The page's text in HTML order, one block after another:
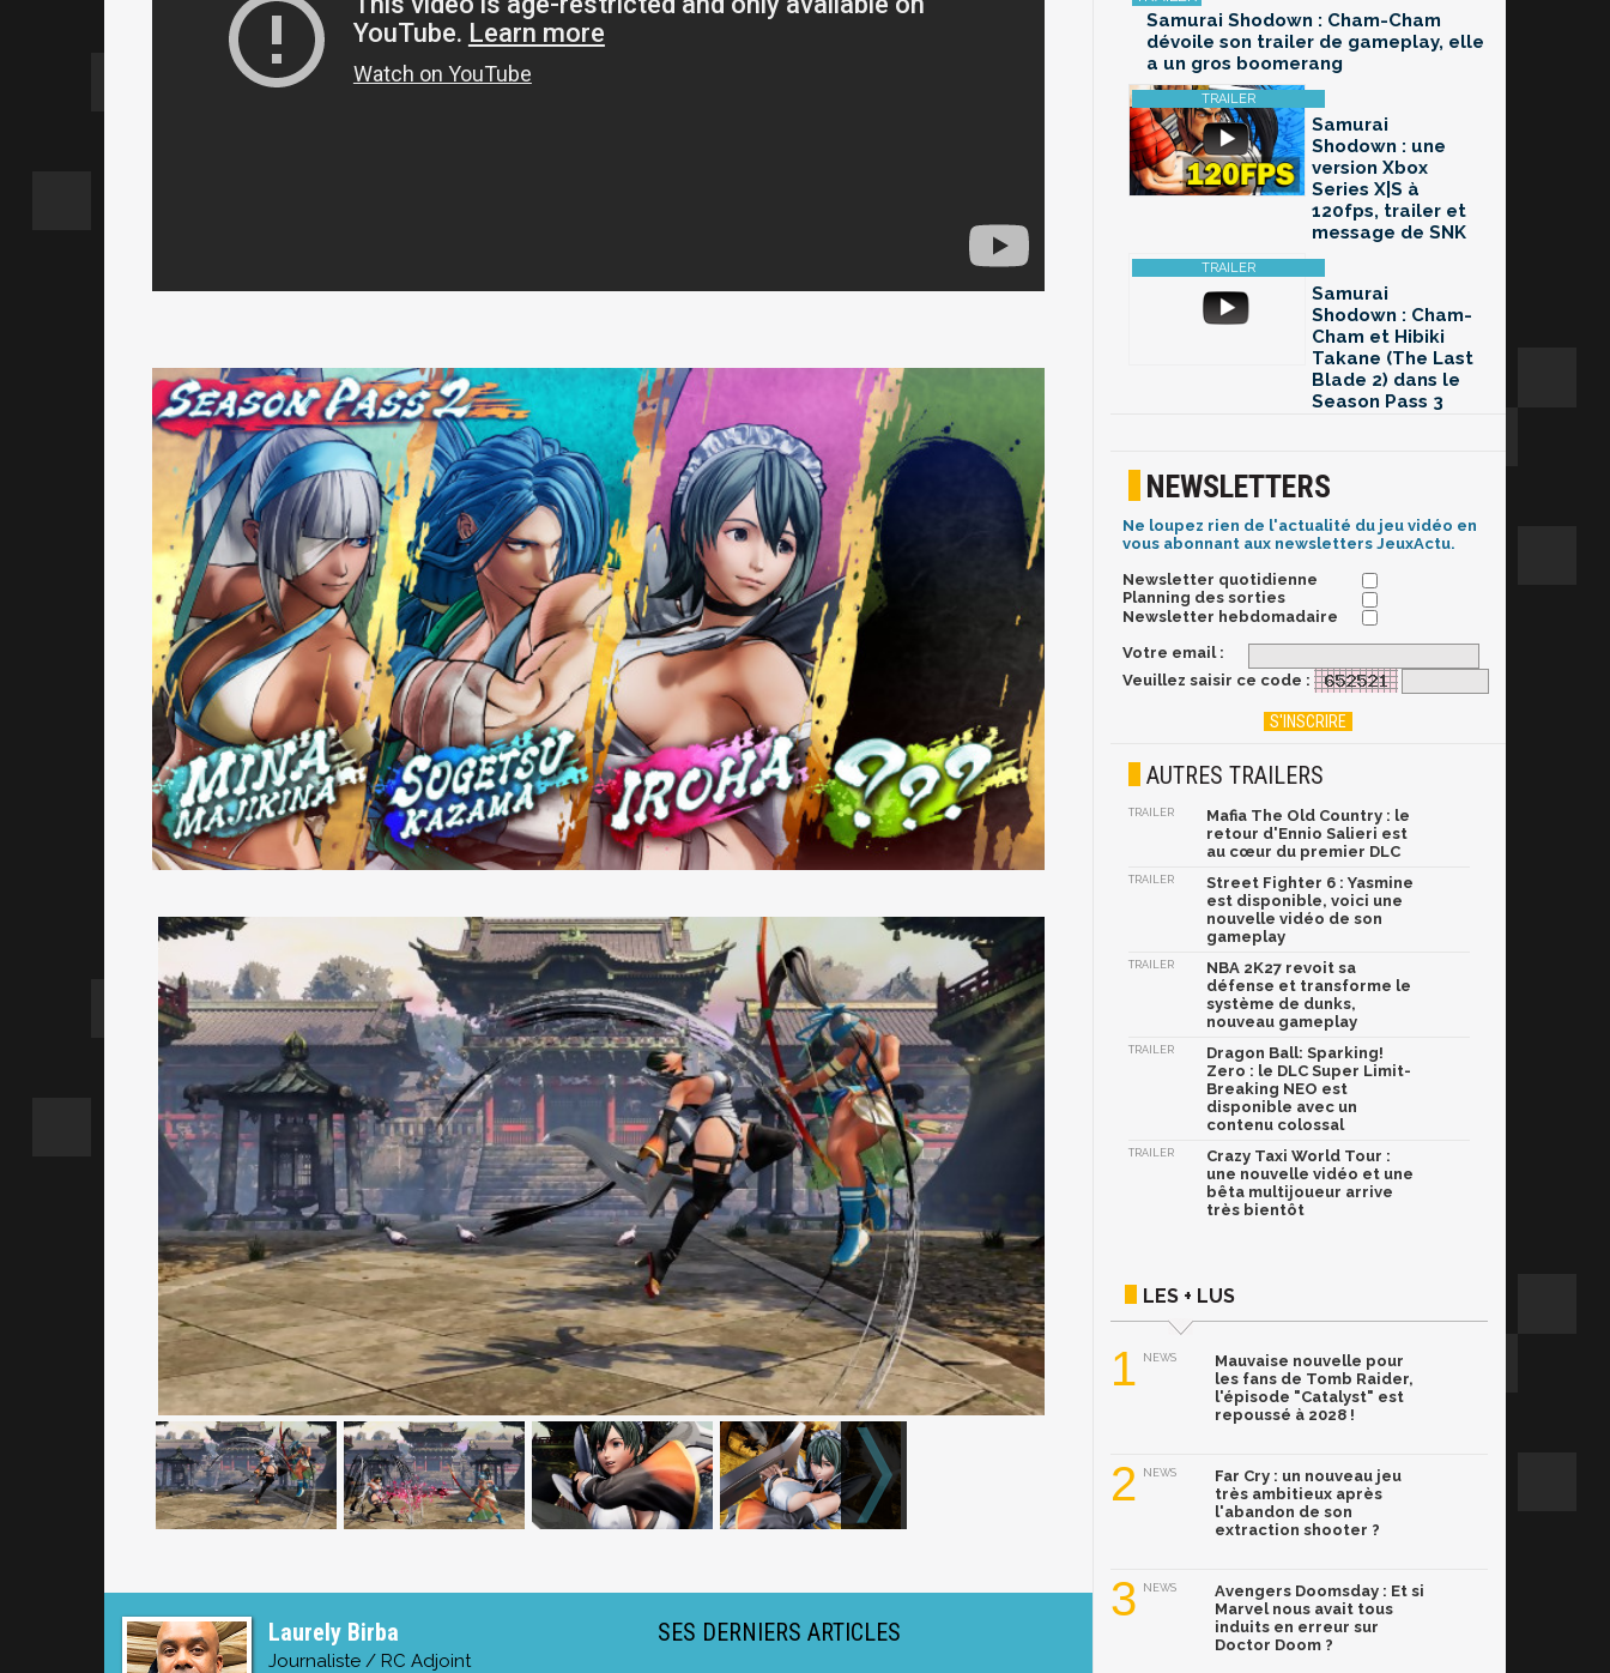
Laurely Birba
Journaliste / RC Adjoint
SES DERNIERS ARTICLES
Samurai Shodown : Cham-Cham
dévoile son trailer de gameplay, elle
a un gros boomerang
Samurai
Shodown : une
version Xbox
Series X|S à
120fps, trailer et
message de SNK
Samurai
Shodown : Cham-
Cham et Hibiki
Takane (The Last
Blade 2) dans le
Season Pass 3
NEWSLETTERS
Ne loupez rien de l'actualité du jeu vidéo en
vous abonnant aux newsletters JeuxActu.
Newsletter quotidienne
Planning des sorties
Newsletter hebdomadaire
Votre email :
Veuillez saisir ce code :
AUTRES TRAILERS
TRAILER
Mafia The Old Country : le
retour d'Ennio Salieri est
au cœur du premier DLC
TRAILER
Street Fighter 6 : Yasmine
est disponible, voici une
nouvelle vidéo de son
gameplay
TRAILER
NBA 2K27 revoit sa
défense et transforme le
système de dunks,
nouveau gameplay
TRAILER
Dragon Ball: Sparking!
Zero : le DLC Super Limit-
Breaking NEO est
disponible avec un
contenu colossal
TRAILER
Crazy Taxi World Tour :
une nouvelle vidéo et une
bêta multijoueur arrive
très bientôt
LES + LUS
1 NEWS
Mauvaise nouvelle pour
les fans de Tomb Raider,
l'épisode "Catalyst" est
repoussé à 2028 !
2 NEWS
Far Cry : un nouveau jeu
très ambitieux après
l'abandon de son
extraction shooter ?
3 NEWS
Avengers Doomsday : Et si
Marvel nous avait tous
induits en erreur sur
Doctor Doom ?